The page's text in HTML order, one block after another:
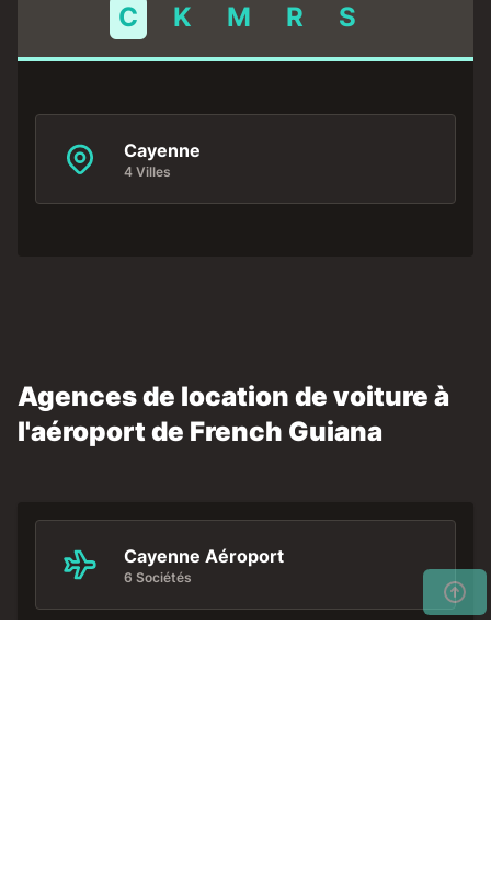
C K M R S
Cayenne
4 Villes
Agences de location de voiture à
l'aéroport de French Guiana
Cayenne Aéroport
6 Sociétés